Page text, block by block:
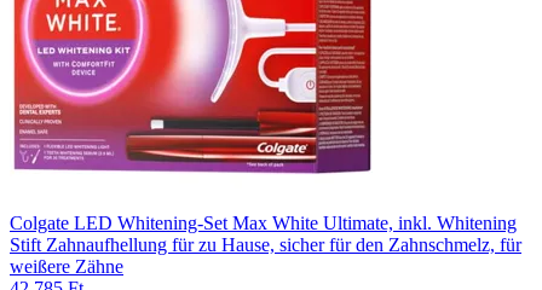
Colgate LED Whitening-Set Max White Ultimate, inkl. Whitening
Stift Zahnaufhellung für zu Hause, sicher für den Zahnschmelz, für
weißere Zähne